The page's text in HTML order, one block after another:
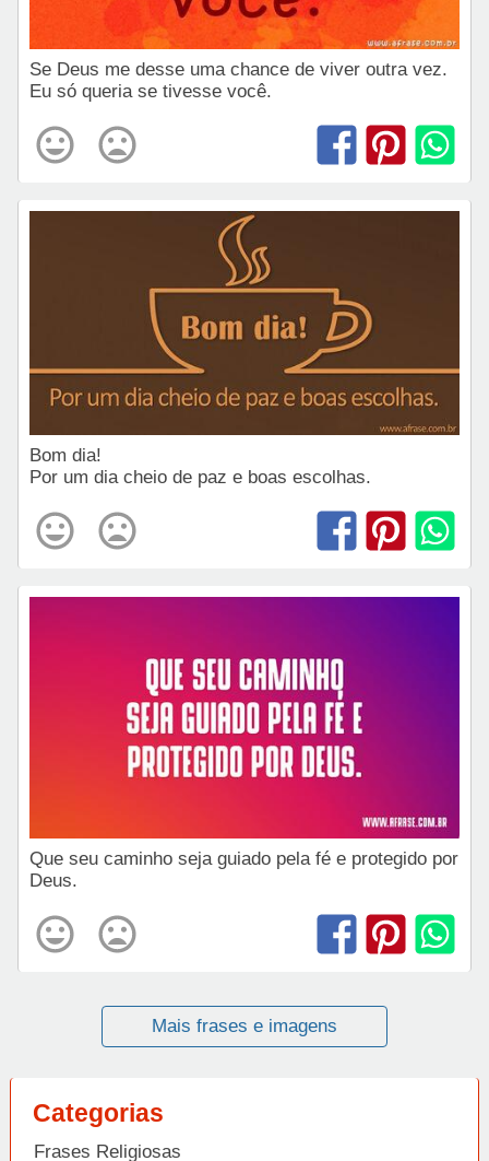
Se Deus me desse uma chance de viver outra vez.
Eu só queria se tivesse você.
Bom dia!
Por um dia cheio de paz e boas escolhas.
Que seu caminho seja guiado pela fé e protegido por
Deus.
Mais frases e imagens
Categorias
Frases Religiosas